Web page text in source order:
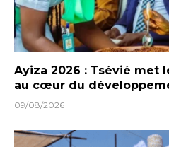
Ayiza 2026 : Tsévié met
au cœur du
09/08/2026